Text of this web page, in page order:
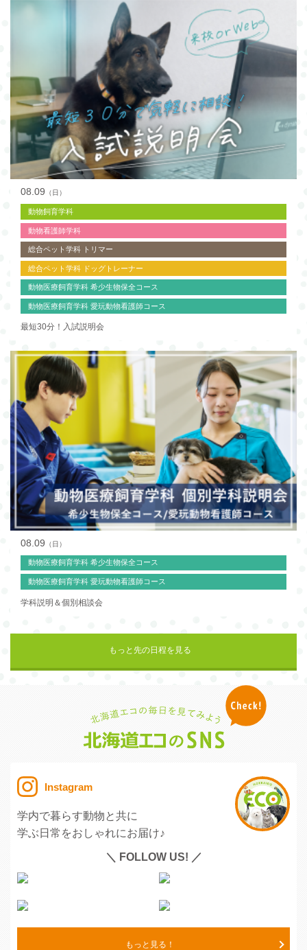
08.09 （日）
動物飼育学科
動物看護師学科
総合ペット学科 トリマー
総合ペット学科 ドッグトレーナー
動物医療飼育学科 希少生物保全コース
動物医療飼育学科 愛玩動物看護師コース
最短30分！入試説明会
08.09 （日）
動物医療飼育学科 希少生物保全コース
動物医療飼育学科 愛玩動物看護師コース
学科説明＆個別相談会
もっと先の日程を見る
Instagram
学内で暮らす動物と共に
学ぶ日常をおしゃれにお届け♪
＼ FOLLOW US! ／
もっと見る！